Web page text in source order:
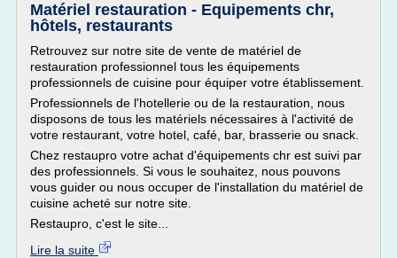
Matériel restauration - Equipements chr,
hôtels, restaurants
Retrouvez sur notre site de vente de matériel de
restauration professionnel tous les équipements
professionnels de cuisine pour équiper votre établissement.
Professionnels de l'hotellerie ou de la restauration, nous
disposons de tous les matériels nécessaires à l'activité de
votre restaurant, votre hotel, café, bar, brasserie ou snack.
Chez restaupro votre achat d'équipements chr est suivi par
des professionnels. Si vous le souhaitez, nous pouvons
vous guider ou nous occuper de l'installation du matériel de
cuisine acheté sur notre site.
Restaupro, c'est le site...
Lire la suite